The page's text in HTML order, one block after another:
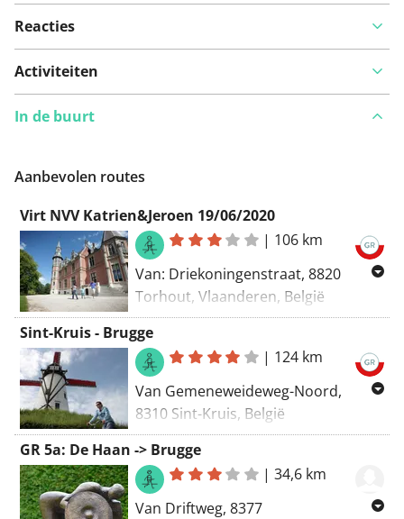
Reacties
Activiteiten
In de buurt
Aanbevolen routes
Virt NVV Katrien&Jeroen 19/06/2020
| 106 km
Van: Driekoningenstraat, 8820
Torhout, Vlaanderen, België
Naar: Driekoningenstraat, 8820
Torhout, Vlaanderen, België
Routering: Wandel - mooiste
Sint-Kruis - Brugge
| 124 km
Van Gemeneweideweg-Noord,
8310 Sint-Kruis, België
Naar Zandwege, 8000 Brugge, België
Routering Wandel - mooiste
GR 5a: De Haan -> Brugge
|34,6 km
Van Driftweg, 8377